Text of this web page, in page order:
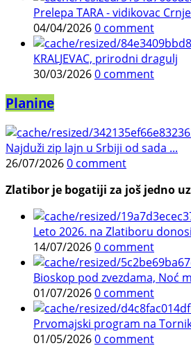
Prelepa TARA - vidikovac
04/04/20260 comment
KRALJEVAC, prirodni dragulj
30/03/20260 comment
Planine
Najduži zip lajn u Srbiji od sada ...
26/07/20260 comment
Zlatibor je bogatiji za još jedno
Leto 2026. na Zlatiboru
14/07/20260 comment
Bioskop pod zvezdama, Noć
01/07/20260 comment
Prvomajski program na
01/05/20260 comment